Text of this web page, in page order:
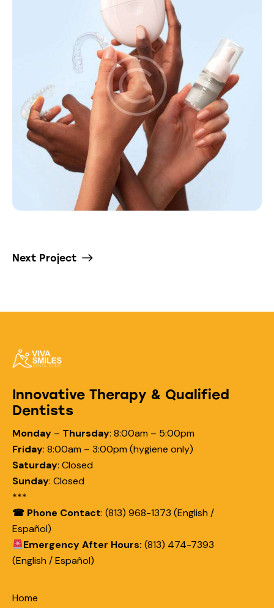
Next Project
Innovative Therapy & Qualified
Dentists
Monday – Thursday: 8:00am – 5:00pm
Friday: 8:00am – 3:00pm (hygiene only)
Saturday: Closed
Sunday: Closed
***
☎ Phone Contact: (813) 968-1373 (English /
Español)
Emergency After Hours: (813) 474-7393
(English / Español)
Home